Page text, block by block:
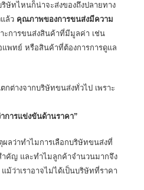
ษัทไหนก็น่าจะส่งของถึงปลายทาง
ล้ว คุณภาพของการขนส่งมีความ
ะการขนส่งสินค้าที่มีมูลค่า เช่น
แพทย์ หรือสินค้าที่ต้องการการดูแล
กต่างจากบริษัทขนส่งทั่วไป เพราะ
การแข่งขันด้านราคา”
ลว่าทำไมการเลือกบริษัทขนส่งที่
คัญ และทำไมลูกค้าจำนวนมากจึง
แม้ว่าเราอาจไม่ได้เป็นบริษัทที่ราคา